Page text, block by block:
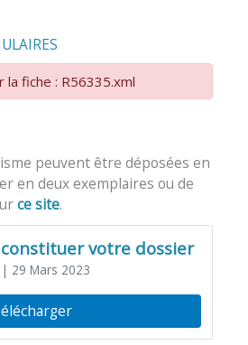
fiche : R56335.xml
peuvent être déposées en
en deux exemplaires ou de
ce site.
votre dossier
| 29 Mars 2023